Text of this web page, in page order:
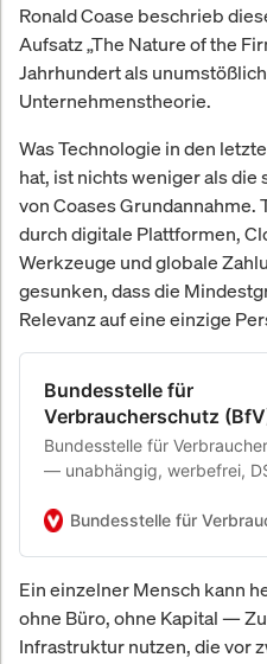
Ronald Coase beschrieb
Aufsatz „The Nature of the
Jahrhundert als
Unternehmenstheorie.
Was Technologie in den
hat, ist nichts weniger als
von Coases
durch digitale Plattformen,
Werkzeuge und globale
gesunken, dass die
Relevanz auf eine einzige
Bundesstelle für
Verbraucherschutz
Bundesstelle für
— unabhängig, werbefrei,
Werbung. SSL-verschlüsselt,
Ein einzelner Mensch kann
ohne Büro, ohne Kapital —
Infrastruktur nutzen, die vor